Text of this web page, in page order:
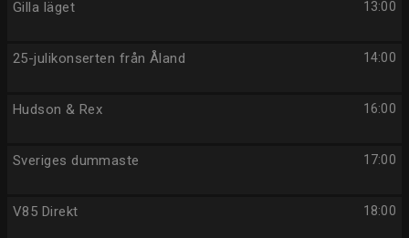
13:00
Gilla läget
14:00
25-julikonserten från Åland
16:00
Hudson & Rex
17:00
Sveriges dummaste
18:00
V85 Direkt